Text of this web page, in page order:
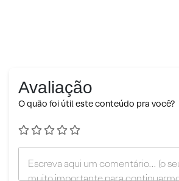
Avaliação
O quão foi útil este conteúdo pra você?